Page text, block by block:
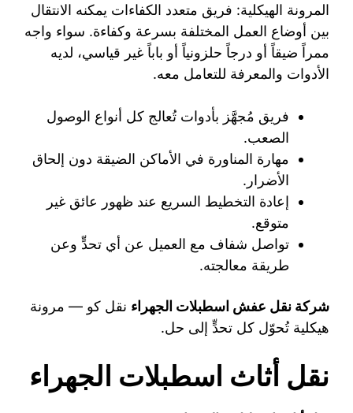
المرونة الهيكلية: فريق متعدد الكفاءات يمكنه الانتقال
بين أوضاع العمل المختلفة بسرعة وكفاءة. سواء واجه
ممراً ضيقاً أو درجاً حلزونياً أو باباً غير قياسي، لديه
الأدوات والمعرفة للتعامل معه.
فريق مُجهَّز بأدوات تُعالج كل أنواع الوصول
الصعب.
مهارة المناورة في الأماكن الضيقة دون إلحاق
الأضرار.
إعادة التخطيط السريع عند ظهور عائق غير
متوقع.
تواصل شفاف مع العميل عن أي تحدٍّ وعن
طريقة معالجته.
شركة نقل عفش اسطبلات الجهراء نقل كو — مرونة
هيكلية تُحوّل كل تحدٍّ إلى حل.
نقل أثاث اسطبلات الجهراء